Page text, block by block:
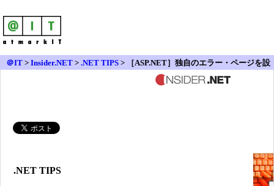
＠IT > Insider.NET > .NET TIPS > ［ASP.NET］独自のエラー・ページを設
.NET TIPS